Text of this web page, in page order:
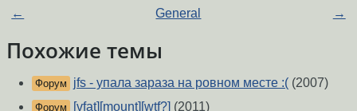
← General →
Похожие темы
Форум jfs - упала зараза на ровном месте :( (2007)
Форум [vfat][mount][wtf?] (2011)